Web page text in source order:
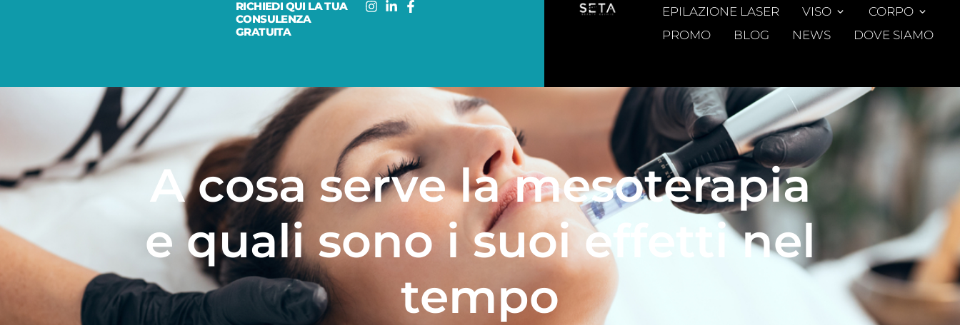
RICHIEDI QUI LA TUA
CONSULENZA
GRATUITA
EPILAZIONE LASER VISO
CORPO
PROMO
BLOG NEWS DOVE SIAMO
A cosa serve la mesoterapia
e quali sono i suoi effetti nel
tempo